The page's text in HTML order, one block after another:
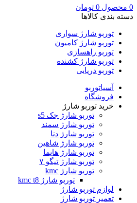
0 محصول 0 تومان
دسته بندی کالاها
توربو شارژ سواری
توربو شارژ کامیون
توربو راهسازی
توربو شارژ کشنده
توربو دریایی
آسیاتوربو
فروشگاه
خرید توربو شارژ
توربو شارژ جک s5
توربو شارژ سمند
توربو شارژ دنا
توربو شارژ شاهین
توربو شارژ هایما
توربو شارژ تیگو ۷
توربو شارژ kmc
توربو شارژ kmc t8
لوازم توربو شارژ
تعمیر توربو شارژ